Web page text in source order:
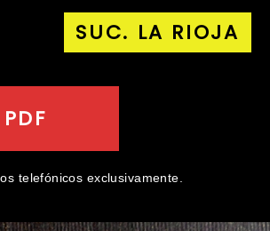
SUC. LA RIOJA
telefónicos exclusivamente.